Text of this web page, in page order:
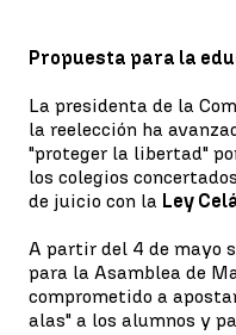
Propuesta para la
La presidenta de la
la reelección ha
"proteger la libertad"
los colegios
de juicio con la Ley
A partir del 4 de mayo
para la Asamblea de
comprometido a
alas" a los alumnos y